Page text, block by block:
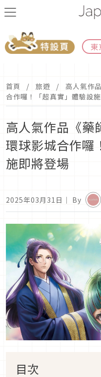
東
首頁 旅遊
高人氣作
合作囉！「超真實」體驗設
高人氣作品《藥
環球影城合作囉
施即將登場
2025年03月31日 ｜ By
目次